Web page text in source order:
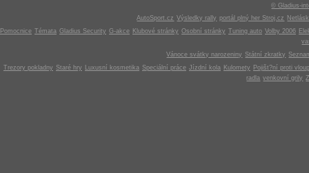
© Gladius-
AutoSport.cz Výsledky rally portál plný her Stroj.cz
Pomocnice Témata Gladius Security G-akce Klubové stránky Osobní stránky Tuning auto Volby 2006
Vánoce svátky narozeniny Státní zkratky
Trezory pokladny Staré hry Luxusní kosmetika Speciální práce Jízdní kola Kulomety
Pojišt?ní proti
radla venkovní grily